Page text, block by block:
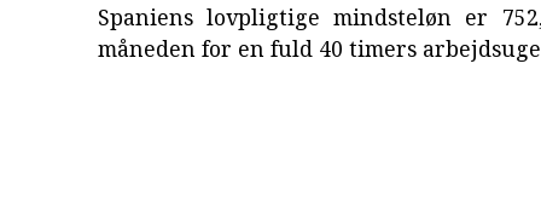
Spaniens lovpligtige mindsteløn er
måneden for en fuld 40 timers